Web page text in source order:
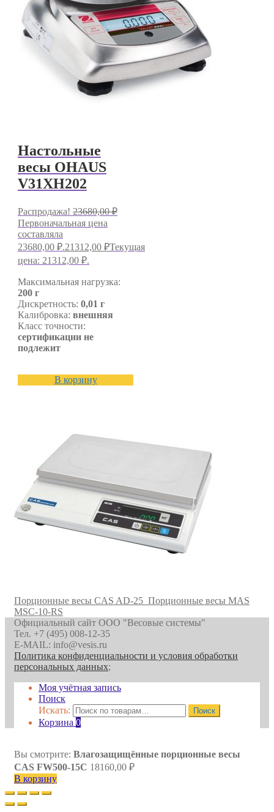
Настольные
весы OHAUS
V31XH202
Распродажа! 23680,00₽
Первоначальная цена
составляла
23680,00 ₽.21312,00 ₽Текущая
цена: 21312,00 ₽.
Максимальная нагрузка:
200 г
Дискретность: 0,01 г
Калибровка: внешняя
Класс точности:
сертификации не
подлежит
В корзину
Порционные весы CAS AD-25 Порционные весы MAS
MSC-10-RS
Официальный сайт ООО "Весовые системы"
Тел. +7 (495) 008-12-35
E-MAIL: info@vesis.ru
Политика конфиденциальности и условия обработки
персональных данных;
Моя учётная запись
Поиск
Искать:
Поиск
Корзина 0
Вы смотрите: Влагозащищённые порционные весы
CAS FW500-15C 18160,00 ₽
В корзину